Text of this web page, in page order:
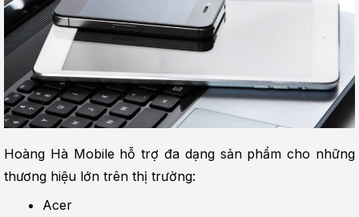
Hoàng Hà Mobile hỗ trợ đa dạng sản phẩm cho những
thương hiệu lớn trên thị trường:
Acer